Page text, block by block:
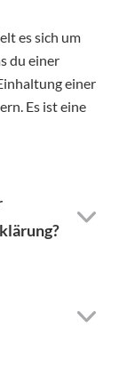
es sich um
du einer
einer
Es ist eine